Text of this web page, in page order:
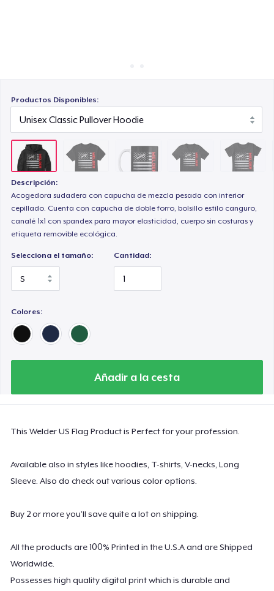
Productos Disponibles:
Descripción:
Acogedora sudadera con capucha de mezcla pesada con interior
cepillado. Cuenta con capucha de doble forro, bolsillo estilo canguro,
canalé 1x1 con spandex para mayor elasticidad, cuerpo sin costuras y
etiqueta removible ecológica.
Selecciona el tamaño: Cantidad:
Colores:
Añadir a la cesta
This Welder US Flag Product is Perfect for your profession.
Available also in styles like hoodies, T-shirts, V-necks, Long
Sleeve. Also do check out various color options.
Buy 2 or more you’ll save quite a lot on shipping.
All the products are 100% Printed in the U.S.A and are Shipped
Worldwide.
Possesses high quality digital print which is durable and
Premium V-Neck Tee